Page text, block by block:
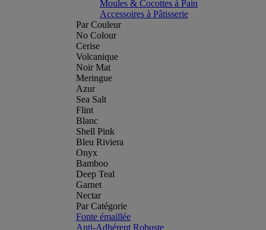
Moules & Cocottes à Pain
Accessoires à Pâtisserie
Par Couleur
No Colour
Cerise
Volcanique
Noir Mat
Meringue
Azur
Sea Salt
Flint
Blanc
Shell Pink
Bleu Riviera
Onyx
Bamboo
Deep Teal
Garnet
Nectar
Par Catégorie
Fonte émaillée
Anti-Adhérent Robuste